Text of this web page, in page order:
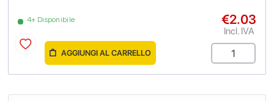
4+ Disponibile €2.03
Incl. IVA
AGGIUNGI AL CARRELLO